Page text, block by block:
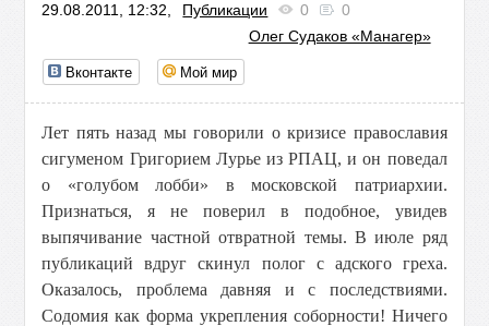
29.08.2011, 12:32, Публикации 0
0
Олег Судаков «Манагер»
Вконтакте Мой мир
Лет пять назад мы говорили о кризисе православия
сигуменом Григорием Лурье из РПАЦ, и он поведал
о «голубом лобби» в московской патриархии.
Признаться, я не поверил в подобное, увидев
выпячивание частной отвратной темы. В июле ряд
публикаций вдруг скинул полог с адского греха.
Оказалось, проблема давняя и с последствиями.
Содомия как форма укрепления соборности! Ничего